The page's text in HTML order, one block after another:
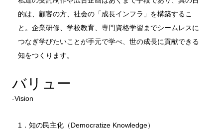
的は、顧客の方、社会の「成長インフラ」を構築するこ
と。企業研修、学校教育、専門資格学習までシームレスに
つなぎ学びたいことが手元で学べ、世の成長に貢献できる
知をつくります。
バリュー
‐Vision
1．知の民主化（Democratize Knowledge）